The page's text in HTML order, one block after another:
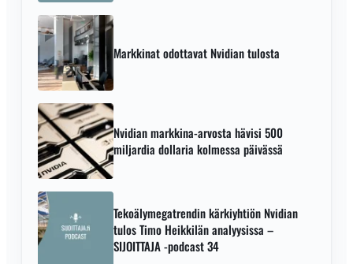
Markkinat odottavat Nvidian tulosta
Nvidian markkina-arvosta hävisi 500
miljardia dollaria kolmessa päivässä
Tekoälymegatrendin kärkiyhtiön Nvidian
tulos Timo Heikkilän analyysissa –
SIJOITTAJA -podcast 34